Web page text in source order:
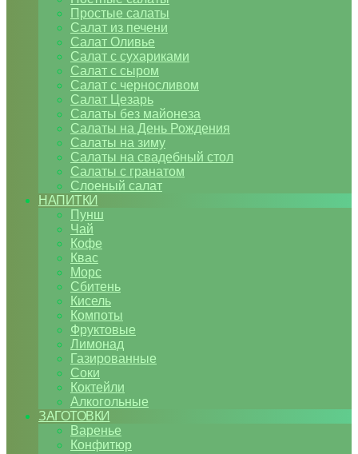
Простые салаты
Салат из печени
Салат Оливье
Салат с сухариками
Салат с сыром
Салат с черносливом
Салат Цезарь
Салаты без майонеза
Салаты на День Рождения
Салаты на зиму
Салаты на свадебный стол
Салаты с гранатом
Слоеный салат
НАПИТКИ
Пунш
Чай
Кофе
Квас
Морс
Сбитень
Кисель
Компоты
Фруктовые
Лимонад
Газированные
Соки
Коктейли
Алкогольные
ЗАГОТОВКИ
Варенье
Конфитюр